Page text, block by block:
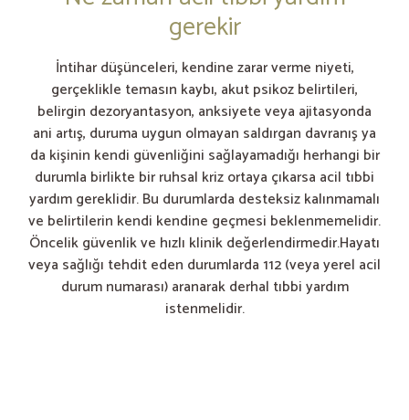
gerekir
İntihar düşünceleri, kendine zarar verme niyeti,
gerçeklikle temasın kaybı, akut psikoz belirtileri,
belirgin dezoryantasyon, anksiyete veya ajitasyonda
ani artış, duruma uygun olmayan saldırgan davranış ya
da kişinin kendi güvenliğini sağlayamadığı herhangi bir
durumla birlikte bir ruhsal kriz ortaya çıkarsa acil tıbbi
yardım gereklidir. Bu durumlarda desteksiz kalınmamalı
ve belirtilerin kendi kendine geçmesi beklenmemelidir.
Öncelik güvenlik ve hızlı klinik değerlendirmedir.Hayatı
veya sağlığı tehdit eden durumlarda 112 (veya yerel acil
durum numarası) aranarak derhal tıbbi yardım
istenmelidir.